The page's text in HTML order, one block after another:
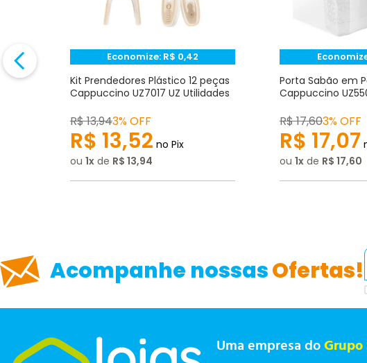
Endereço de e-mail
Escrever avaliação
Economize: R$ 0,42
Kit Prendedores Plástico 12 peças
Cappuccino UZ7017 UZ Utilidades
R$13,943% OFF
R$ 13,52 no Pix
ou 1 de R$ 13,94
Porta Sabão em
Cappuccino
R$17,603% OFF
R$ 17,07
ou 1 de R$ 17,60
Acompanhe nossasOfertas!
Uma empresa doGrupo